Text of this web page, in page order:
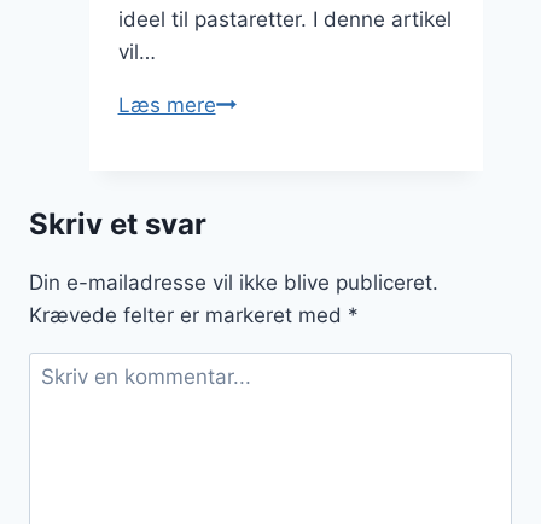
ideel til pastaretter. I denne artikel
vil…
Læs merePastaretter
Skriv et svar
Din e-mailadresse vil ikke blive publiceret.
Krævede felter er markeret med *